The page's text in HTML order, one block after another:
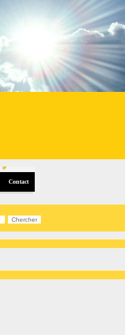
Contact